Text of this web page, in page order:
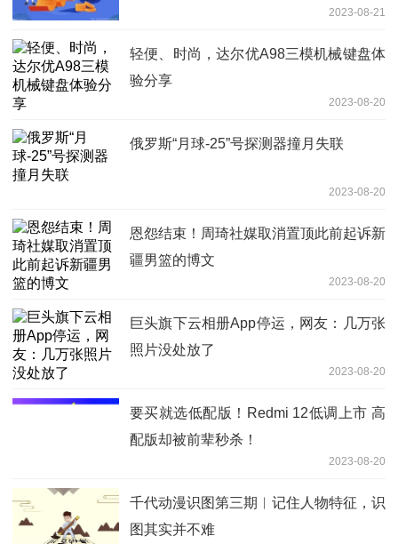
2023-08-21
轻便、时尚，达尔优A98三模机械键盘体
验分享
2023-08-20
俄罗斯“月球-25”号探测器撞月失联
2023-08-20
恩怨结束！周琦社媒取消置顶此前起诉新
疆男篮的博文
2023-08-20
巨头旗下云相册App停运，网友：几万张
照片没处放了
2023-08-20
要买就选低配版！Redmi 12低调上市 高
配版却被前辈秒杀！
2023-08-20
千代动漫识图第三期︱记住人物特征，识
图其实并不难